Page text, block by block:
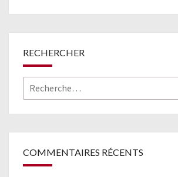
RECHERCHER
Rechercher :
COMMENTAIRES RÉCENTS